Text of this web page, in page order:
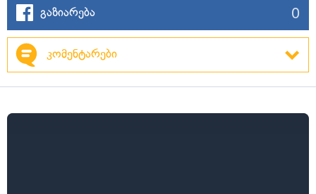
გაზიარება 0
კომენტარები